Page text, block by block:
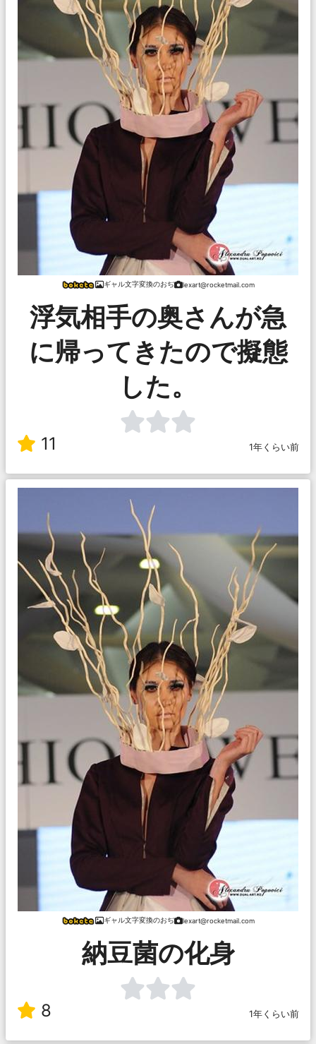
ギャル文字変換のおぢ lexart@rocketmail.com
浮気相手の奥さんが急
に帰ってきたので擬態
した。
11 1年くらい前
ギャル文字変換のおぢ lexart@rocketmail.com
納豆菌の化身
8 1年くらい前